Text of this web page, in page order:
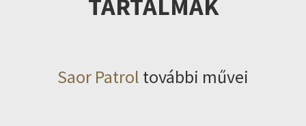
TARTALMAK
Saor Patrol további művei